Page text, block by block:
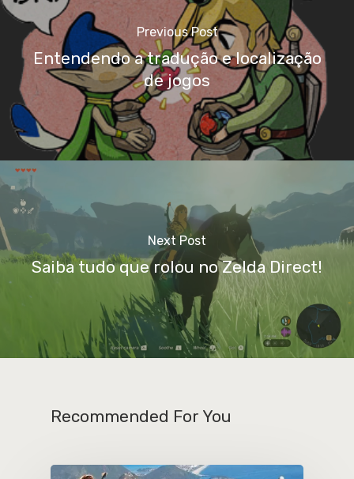
Previous Post
Entendendo a tradução e localização
de jogos
Next Post
Saiba tudo que rolou no Zelda Direct!
Recommended For You